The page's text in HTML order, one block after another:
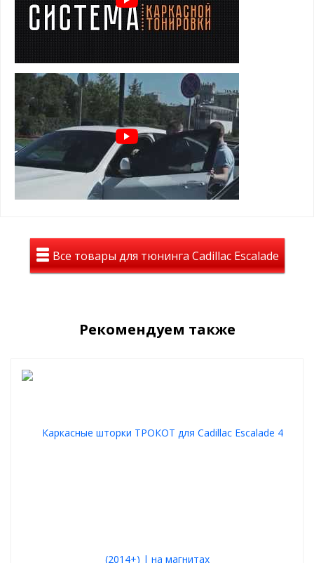
задержка солнечных лучей
предотвращение нагрева салона
защита от посторонних взглядов
Особенности и установка:
держатся на магнитах, установленных в оконный проем
двери
элементарная установка и снятие
не слетают от опускания стекла
не слетают на высокой скорости
Все товары для тюнинга Cadillac Escalade
Рекомендуем также